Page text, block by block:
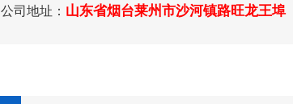
公司地址： 山东省烟台莱州市沙河镇路旺龙王埠